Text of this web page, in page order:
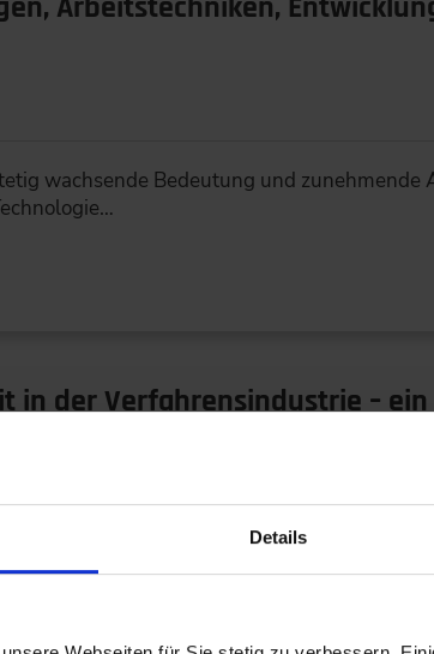
Details
Arbeitstechniken,
wachsende Bedeutung und zunehmende
in der Verfahrensindustrie –
HAZOP und LOPA Analysen im